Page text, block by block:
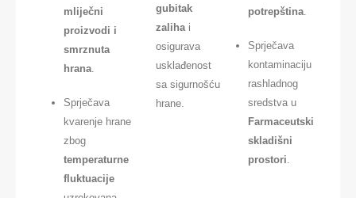
mliječni
proizvodi i
smrznuta
hrana.
Sprječava
kvarenje hrane
zbog
temperaturne
fluktuacije
gubitak
zalihai
osigurava
usklađenost
sa sigurnošću
hrane.
potrepština.
Sprječava
kontaminaciju
rashladnog
sredstva u
Farmaceutski
skladišni
prostori